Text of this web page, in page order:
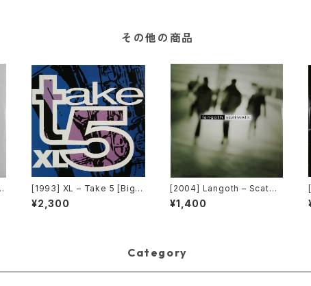
その他の商品
[1993] XL – Take 5 [Big T
ime International]
¥2,300
[2004] Langoth – Scatwa
lk [Sunshine Enterprises]
¥1,400
Category